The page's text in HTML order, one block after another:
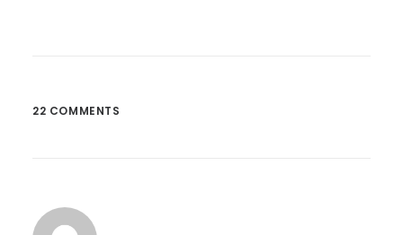
22 COMMENTS